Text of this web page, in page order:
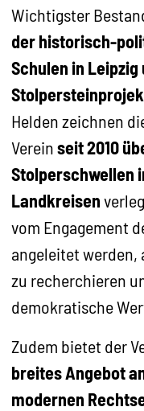
Wichtigster
der historisch-
Schulen in Leipzig
Helden zeichnen
Vereinseit 2010
Stolperschwellen
Landkreisen
vom Engagement
angeleitet werden,
zu recherchieren
demokratische
Zudem bietet der
breites Angebot
modernen